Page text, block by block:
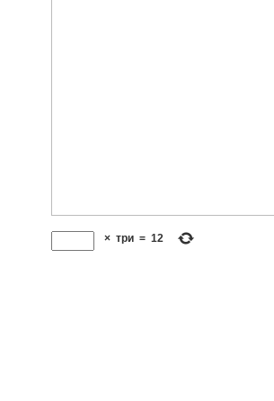
× три = 12